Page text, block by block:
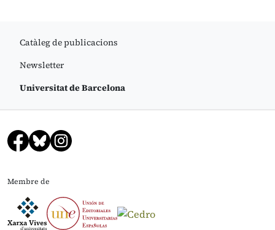
Catàleg de publicacions
Newsletter
Universitat de Barcelona
Membre de